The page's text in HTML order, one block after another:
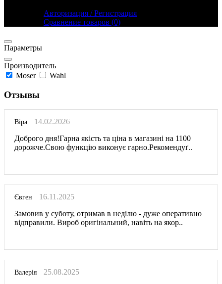
Авторизация / Регистрация
Сравнение товаров (0)
Параметры
Производитель
Moser
Wahl
Отзывы
Віра
14.02.2026
Доброго дня!Гарна якість та ціна в магазині на 1100
дорожче.Свою функцію виконує гарно.Рекомендуґ..
Євген
16.11.2025
Замовив у суботу, отримав в неділю - дуже оперативно
відправили. Вироб оригінальний, навіть на якор..
Валерія
25.08.2025